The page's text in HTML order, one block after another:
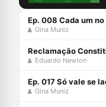
Ep. 008 Cada um
Gina Muniz
Eduardo Newton
Gina Muniz